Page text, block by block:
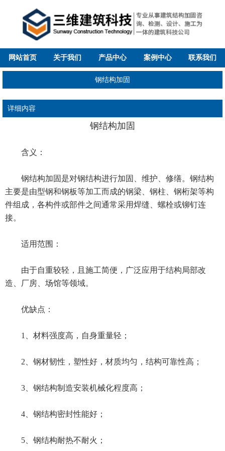
网站首页 关于我们 产品中心 案例中心 联系我们
钢结构加固
详细内容
钢结构加固
含义：
钢结构加固是对钢结构进行加固、维护、修缮。钢结构
主要是由型钢和钢板等加工而成的钢梁、钢柱、钢桁架等构
件组成，各构件或部件之间通常采用焊缝、螺栓或铆钉连
接。
适用范围：
由于自重较轻，且施工简便，广泛应用于结构局部改
造、厂房、场馆等领域。
优缺点：
1、材料强度高，自身重量轻；
2、钢材韧性，塑性好，材质均匀，结构可靠性高；
3、钢结构制造安装机械化程度高；
4、钢结构密封性能好；
5、钢结构耐热不耐火；